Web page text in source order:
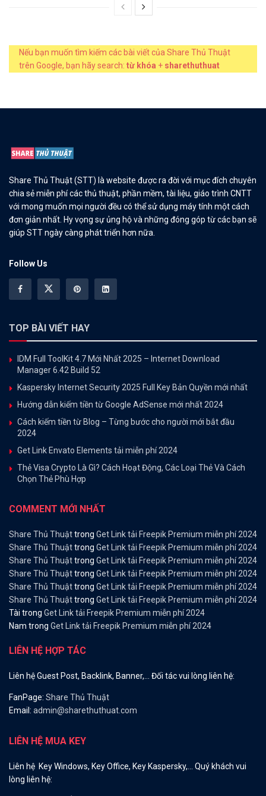
Nếu bạn muốn tìm kiếm các bài viết của Share Thủ Thuật
trên Google, bạn hãy search: từ khóa + sharethuthuat
Share Thủ Thuật (STT) là website được ra đời với mục đích chuyên
chia sẻ miễn phí các thủ thuật, phần mềm, tài liệu, giáo trình CNTT
với mong muốn mọi người đều có thể sử dụng máy tính một cách
đơn giản nhất. Hy vọng sự ủng hộ và những đóng góp từ các bạn sẽ
giúp STT ngày càng phát triển hơn nữa.
Follow Us
TOP BÀI VIẾT HAY
IDM Full ToolKit 4.7 Mới Nhất 2025 – Internet Download
Manager 6.42 Build 52
Kaspersky Internet Security 2025 Full Key Bản Quyền mới nhất
Hướng dẫn kiếm tiền từ Google AdSense mới nhất 2024
Cách kiếm tiền từ Blog – Từng bước cho người mới bắt đầu
2024
Get Link Envato Elements tải miễn phí 2024
Thẻ Visa Crypto Là Gì? Cách Hoạt Động, Các Loại Thẻ Và Cách
Chọn Thẻ Phù Hợp
COMMENT MỚI NHẤT
Share Thủ Thuậttrong Get Link tải Freepik Premium miễn phí 2024
Share Thủ Thuậttrong Get Link tải Freepik Premium miễn phí 2024
Share Thủ Thuậttrong Get Link tải Freepik Premium miễn phí 2024
Share Thủ Thuậttrong Get Link tải Freepik Premium miễn phí 2024
Share Thủ Thuậttrong Get Link tải Freepik Premium miễn phí 2024
Share Thủ Thuậttrong Get Link tải Freepik Premium miễn phí 2024
Tài trong Get Link tải Freepik Premium miễn phí 2024
Nam trong Get Link tải Freepik Premium miễn phí 2024
LIÊN HỆ HỢP TÁC
Liên hệ Guest Post, Backlink, Banner,… Đối tác vui lòng liên hệ:
FanPage: Share Thủ Thuật
Email: admin@sharethuthuat.com
LIÊN HỆ MUA KEY
Liên hệ Key Windows, Key Office, Key Kaspersky,… Quý khách vui
lòng liên hệ: